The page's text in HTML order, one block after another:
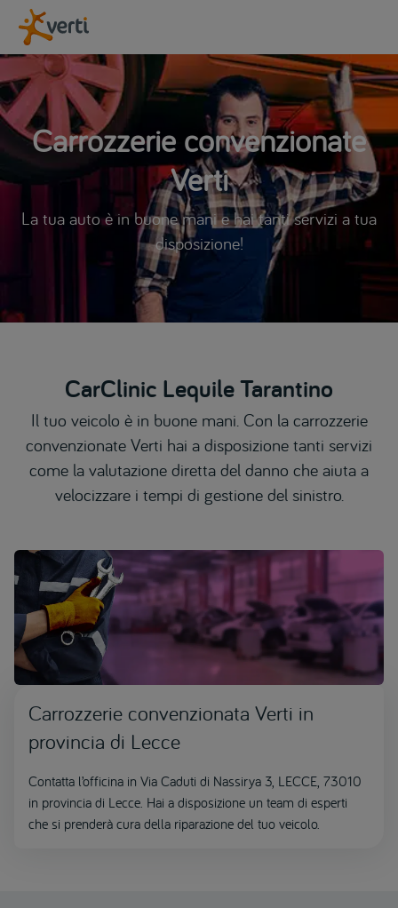
Carrozzerie convenzionate
Verti
La tua auto è in buone mani e hai tanti servizi a tua
disposizione!
CarClinic Lequile Tarantino
Il tuo veicolo è in buone mani. Con la carrozzerie
convenzionate Verti hai a disposizione tanti servizi
come la valutazione diretta del danno che aiuta a
velocizzare i tempi di gestione del sinistro.
Carrozzerie convenzionata Verti in
provincia di Lecce
Contatta l’officina in Via Caduti di Nassirya 3, LECCE, 73010
in provincia di Lecce. Hai a disposizione un team di esperti
che si prenderà cura della riparazione del tuo veicolo.